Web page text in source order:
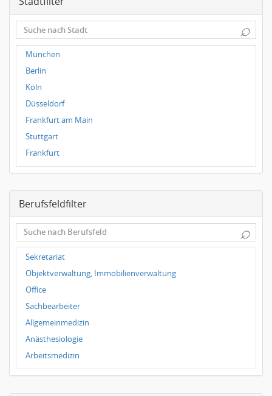
⌕
München
Berlin
Köln
Düsseldorf
Frankfurt am Main
Stuttgart
Frankfurt
Magdeburg
Dortmund
Wuppertal
Hallbergmoos
Würzburg
Grünwald
Ulm
Bielefeld
Hannover
Duisburg
Berufsfeldfilter
⌕
Sekretariat
Objektverwaltung, Immobilienverwaltung
Office
Sachbearbeiter
Allgemeinmedizin
Anästhesiologie
Arbeitsmedizin
Augenheilkunde